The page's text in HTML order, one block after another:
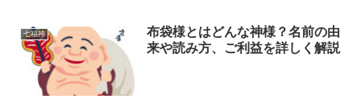
七福神
布袋様とはどんな神様？名前の由
来や読み方、ご利益を詳しく解説